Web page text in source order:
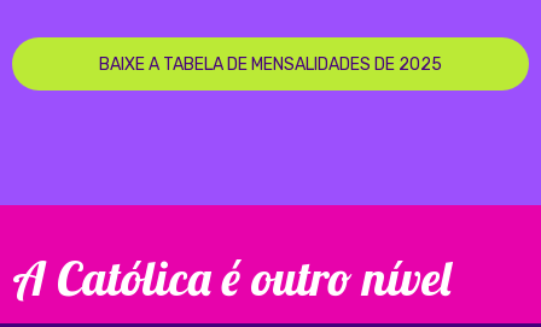
BAIXE A TABELA DE MENSALIDADES DE 2025
A Católica é outro nível